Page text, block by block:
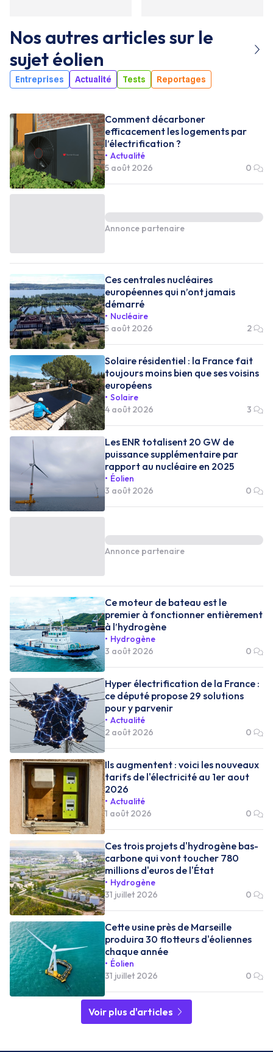
Nos autres articles sur le
sujetéolien
Entreprises Actualité Tests Reportages
Comment décarboner
efficacement les logements par
l’électrification ?
Actualité
5 août 2026
0
Annonce partenaire
Ces centrales nucléaires
européennes qui n’ont jamais
démarré
Nucléaire
5 août 2026
2
Solaire résidentiel : la France fait
toujours moins bien que ses voisins
européens
Solaire
4 août 2026
3
Les ENR totalisent 20 GW de
puissance supplémentaire par
rapport au nucléaire en 2025
Éolien
3 août 2026
0
Annonce partenaire
Ce moteur de bateau est le
premier à fonctionner entièrement
à l’hydrogène
Hydrogène
3 août 2026
0
Hyper électrification de la France :
ce député propose 29 solutions
pour y parvenir
Actualité
2 août 2026
0
Ils augmentent : voici les nouveaux
tarifs de l'électricité au 1er aout
2026
Actualité
1 août 2026
0
Ces trois projets d'hydrogène bas-
carbone qui vont toucher 780
millions d'euros de l'État
Hydrogène
31 juillet 2026
0
Cette usine près de Marseille
produira 30 flotteurs d'éoliennes
chaque année
Éolien
31 juillet 2026
0
Voir plus d'articles